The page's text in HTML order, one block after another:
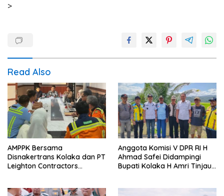
>
Read Also
AMPPK Bersama
Disnakertrans Kolaka dan PT
Leighton Contractors
Anggota Komisi V DPR RI H
Ahmad Safei Didampingi
Bupati Kolaka H Amri Tinjau
Kelurahan 19 November